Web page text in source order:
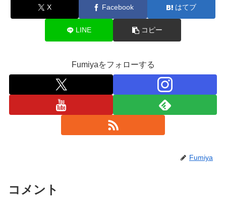
X Facebook はてブ
LINE コピー
Fumiyaをフォローする
Fumiya
コメント